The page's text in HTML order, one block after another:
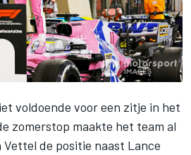
voldoende voor een zitje in het
zomerstop maakte het team al
de positie naast Lance